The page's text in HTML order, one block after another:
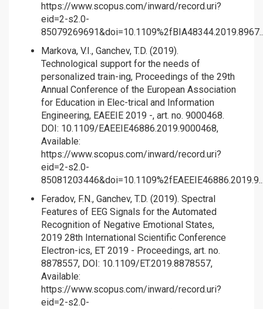
https://www.scopus.com/inward/record.uri?
eid=2-s2.0-
Markova, V.I., Ganchev, T.D. (2019).
Technological support for the needs of
personalized train-ing, Proceedings of the 29th
Annual Conference of the European Association
for Education in Elec-trical and Information
Engineering, EAEEIE 2019 -, art. no. 9000468.
DOI: 10.1109/EAEEIE46886.2019.9000468,
Available:
https://www.scopus.com/inward/record.uri?
eid=2-s2.0-
Feradov, F.N., Ganchev, T.D. (2019). Spectral
Features of EEG Signals for the Automated
Recognition of Negative Emotional States,
2019 28th International Scientific Conference
Electron-ics, ET 2019 - Proceedings, art. no.
8878557, DOI: 10.1109/ET.2019.8878557,
Available:
https://www.scopus.com/inward/record.uri?
eid=2-s2.0-